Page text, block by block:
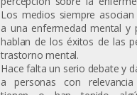
Los medios siempre
a una enfermedad mental y
hablan de los éxitos de las
trastorno mental.
Hace falta un serio debate y
a personas con